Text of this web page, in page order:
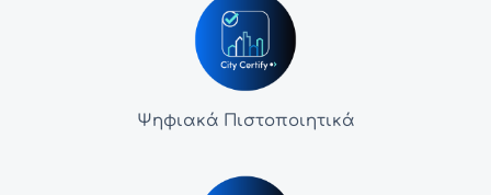
Ψηφιακά Πιστοποιητικά